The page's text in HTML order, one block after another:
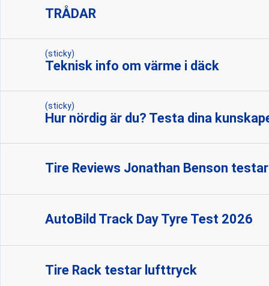
TRÅDAR
(sticky)
Teknisk info om värme i däck
(sticky)
Hur nördig är du? Testa dina
Tire Reviews Jonathan Benson
AutoBild Track Day Tyre Test 2026
Tire Rack testar lufttryck